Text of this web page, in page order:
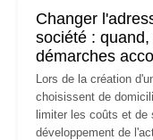
Changer
société :
démarches
Lors de la création
choisissent de
limiter les coûts et
développement de